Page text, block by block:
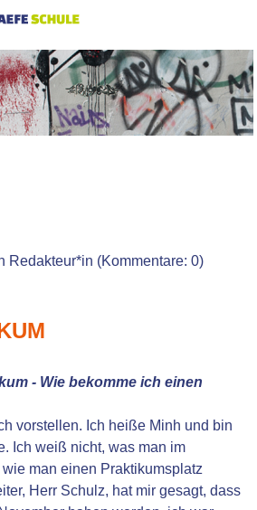
Redakteur*in (Kommentare: 0)
- Wie bekomme ich einen
vorstellen. Ich heiße Minh und bin
Ich weiß nicht, was man im
man einen Praktikumsplatz
Herr Schulz, hat mir gesagt, dass